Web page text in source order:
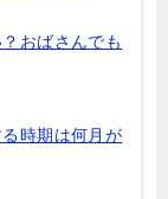
おばさんでも
る時期は何月が